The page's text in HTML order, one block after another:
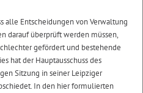
alle Entscheidungen von Verwaltung
darauf überprüft werden müssen,
gefördert und bestehende
hat der Hauptausschuss des
Sitzung in seiner Leipziger
In den hier formulierten